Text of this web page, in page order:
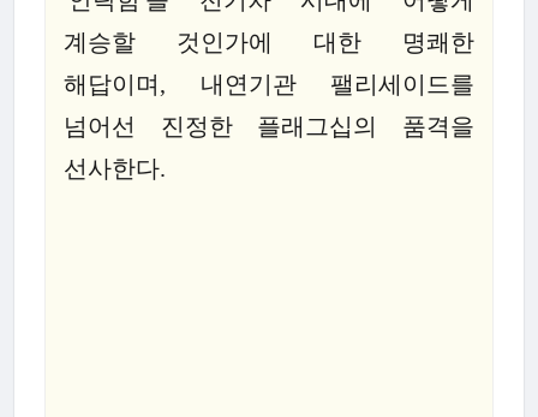
계승할 것인가에 대한 명쾌한
해답이며, 내연기관 팰리세이드를
넘어선 진정한 플래그십의 품격을
선사한다.